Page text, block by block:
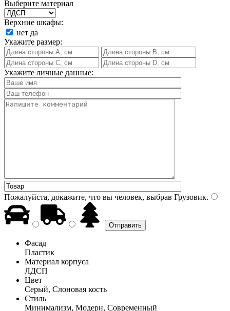
Выберите материал
Верхние шкафы:
нет да
Укажите размер:
Укажите личные данные:
Пожалуйста, докажите, что вы человек, выбрав Грузовик.
Фасад
Пластик
Материал корпуса
ЛДСП
Цвет
Серый, Слоновая кость
Стиль
Минимализм, Модерн, Современный